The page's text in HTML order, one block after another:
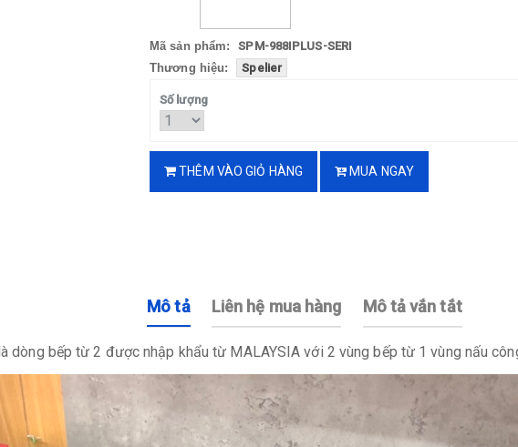
Mã sản phẩm:
SPM-988IPLUS-SERI
Thương hiệu:
Spelier
Số lượng
THÊM VÀO GIỎ HÀNG MUA NGAY
Mô tả Liên hệ mua hàng Mô tả vắn tắt
dòng bếp từ 2 được nhập khẩu từ MALAYSIA với 2 vùng bếp từ 1 vùng nấu